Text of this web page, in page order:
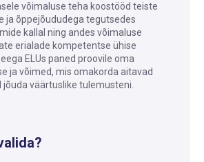
võimaluse teha koostööd teiste
ja õppejõududega tegutsedes
kallal ning andes võimaluse
erialade kompetentse ühise
ELUs paned proovile oma
ja võimed, mis omakorda aitavad
väärtuslike tulemusteni.